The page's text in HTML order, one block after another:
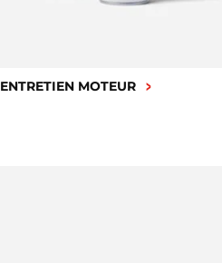
ENTRETIEN MOTEUR